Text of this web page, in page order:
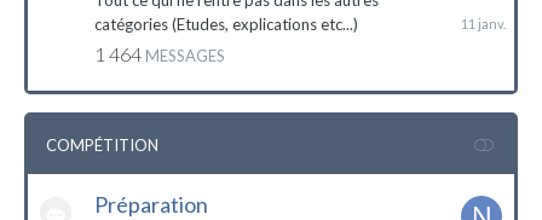
catégories (Etudes, explications etc...)
1 464 MESSAGES
COMPÉTITION
Préparation